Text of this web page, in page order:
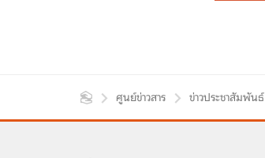
ศูนย์ข่าวสาร ข่าวประชาสัมพันธ์